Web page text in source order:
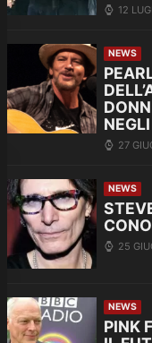
12
NEWS
27
NEWS
25
NEWS
PINK